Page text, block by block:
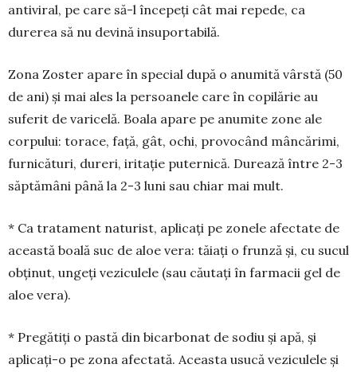
antiviral, pe care să-l începeți cât mai re­pede, ca
durerea să nu devină insuportabilă.
Zona Zoster apare în special după o anumită vârstă (50
de ani) și mai ales la persoanele care în copilărie au
suferit de varicelă. Boala apare pe anumite zone ale
corpului: torace, față, gât, ochi, provocând mâncărimi,
furnicături, dureri, iritație puternică. Durează între 2-3
săptămâni până la 2-3 luni sau chiar mai mult.
* Ca tratament naturist, aplicați pe zonele afectate de
această boală suc de aloe vera: tăiați o frunză și, cu sucul
obținut, ungeți veziculele (sau căutați în farmacii gel de
aloe vera).
* Pregătiți o pastă din bicarbonat de sodiu și apă, și
aplicați-o pe zona afectată. Aceasta usucă veziculele și